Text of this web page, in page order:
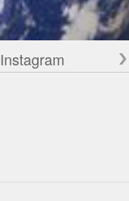
Instagram